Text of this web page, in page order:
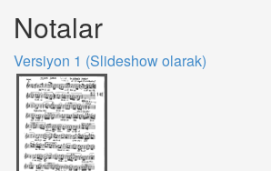
Notalar
Versiyon 1 (Slideshow olarak)